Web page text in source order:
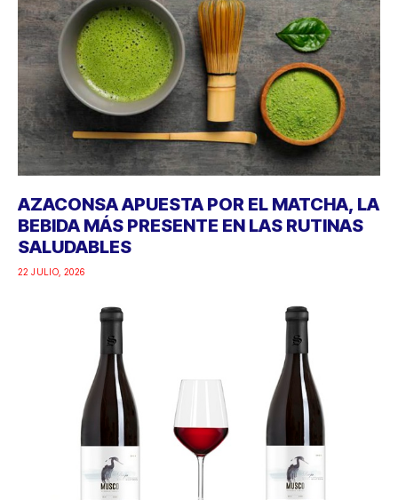
AZACONSA APUESTA POR EL MATCHA, LA
BEBIDA MÁS PRESENTE EN LAS RUTINAS
SALUDABLES
22 JULIO, 2026